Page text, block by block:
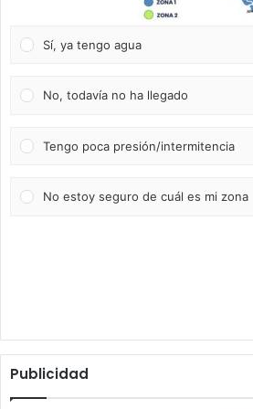
Sí, ya tengo agua
No, todavía no ha llegado
Tengo poca presión/intermitencia
No estoy seguro de cuál es mi zona
Publicidad